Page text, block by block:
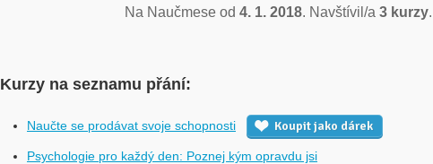
Na Naučmese od 4. 1. 2018. Navštívil/a 3 kurzy.
Kurzy na seznamu přání:
Naučte se prodávat svoje schopnosti Koupit jako dárek
Psychologie pro každý den: Poznej kým opravdu jsi